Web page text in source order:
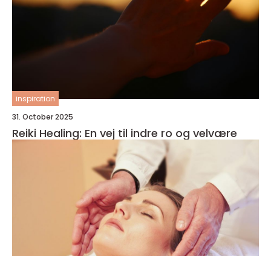
inspiration
31. October 2025
Reiki Healing: En vej til indre ro og velvære